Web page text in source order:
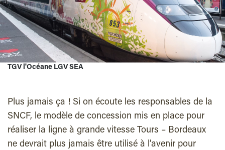
TGV l'Océane LGV SEA
Plus jamais ça ! Si on écoute les responsables de la
SNCF, le modèle de concession mis en place pour
réaliser la ligne à grande vitesse Tours – Bordeaux
ne devrait plus jamais être utilisé à l’avenir pour